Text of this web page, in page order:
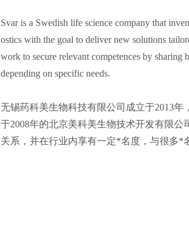
Svar is a Swedish life science company that
ostics with the goal to deliver new solutions
work to secure relevant competences by sharing
depending on specific needs.
无锡药科美生物科技有限公司成立于2013
于2008年的北京美科美生物技术开发有限
关系，并在行业内享有一定*名度，与很多*